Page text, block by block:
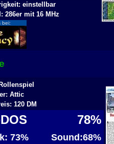
einstellbar
286er mit 16 MHz
bei:
Attic
120 DM
78%
73% Sound:68%